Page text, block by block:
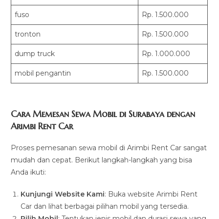
fuso Rp. 1.500.000
tronton Rp. 1.500.000
dump truck Rp. 1.000.000
mobil pengantin Rp. 1.500.000
Cara Memesan Sewa Mobil di Surabaya dengan
Arimbi Rent Car
Proses pemesanan sewa mobil di Arimbi Rent Car sangat
mudah dan cepat. Berikut langkah-langkah yang bisa
Anda ikuti:
Kunjungi Website Kami: Buka website Arimbi Rent
Car dan lihat berbagai pilihan mobil yang tersedia.